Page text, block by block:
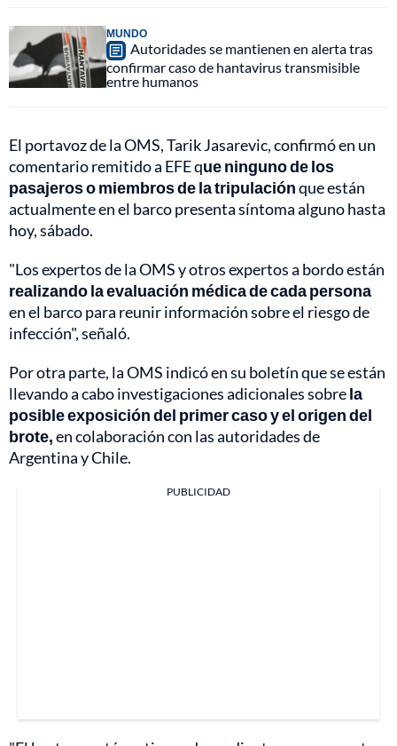
MUNDO
Autoridades se mantienen en alerta tras
confirmar caso de hantavirus transmisible
entre humanos
El portavoz de la OMS, Tarik Jasarevic, confirmó en un
comentario remitido a EFE que ninguno de los
pasajeros o miembros de la tripulaciónque están
actualmente en el barco presenta síntoma alguno hasta
hoy, sábado.
"Los expertos de la OMS y otros expertos a bordo están
realizando la evaluación médica de cada persona
en el barco para reunir información sobre el riesgo de
infección", señaló.
Por otra parte, la OMS indicó en su boletín que se están
llevando a cabo investigaciones adicionales sobrela
posible exposición del primer caso y el origen del
brote,en colaboración con las autoridades de
Argentina y Chile.
PUBLICIDAD